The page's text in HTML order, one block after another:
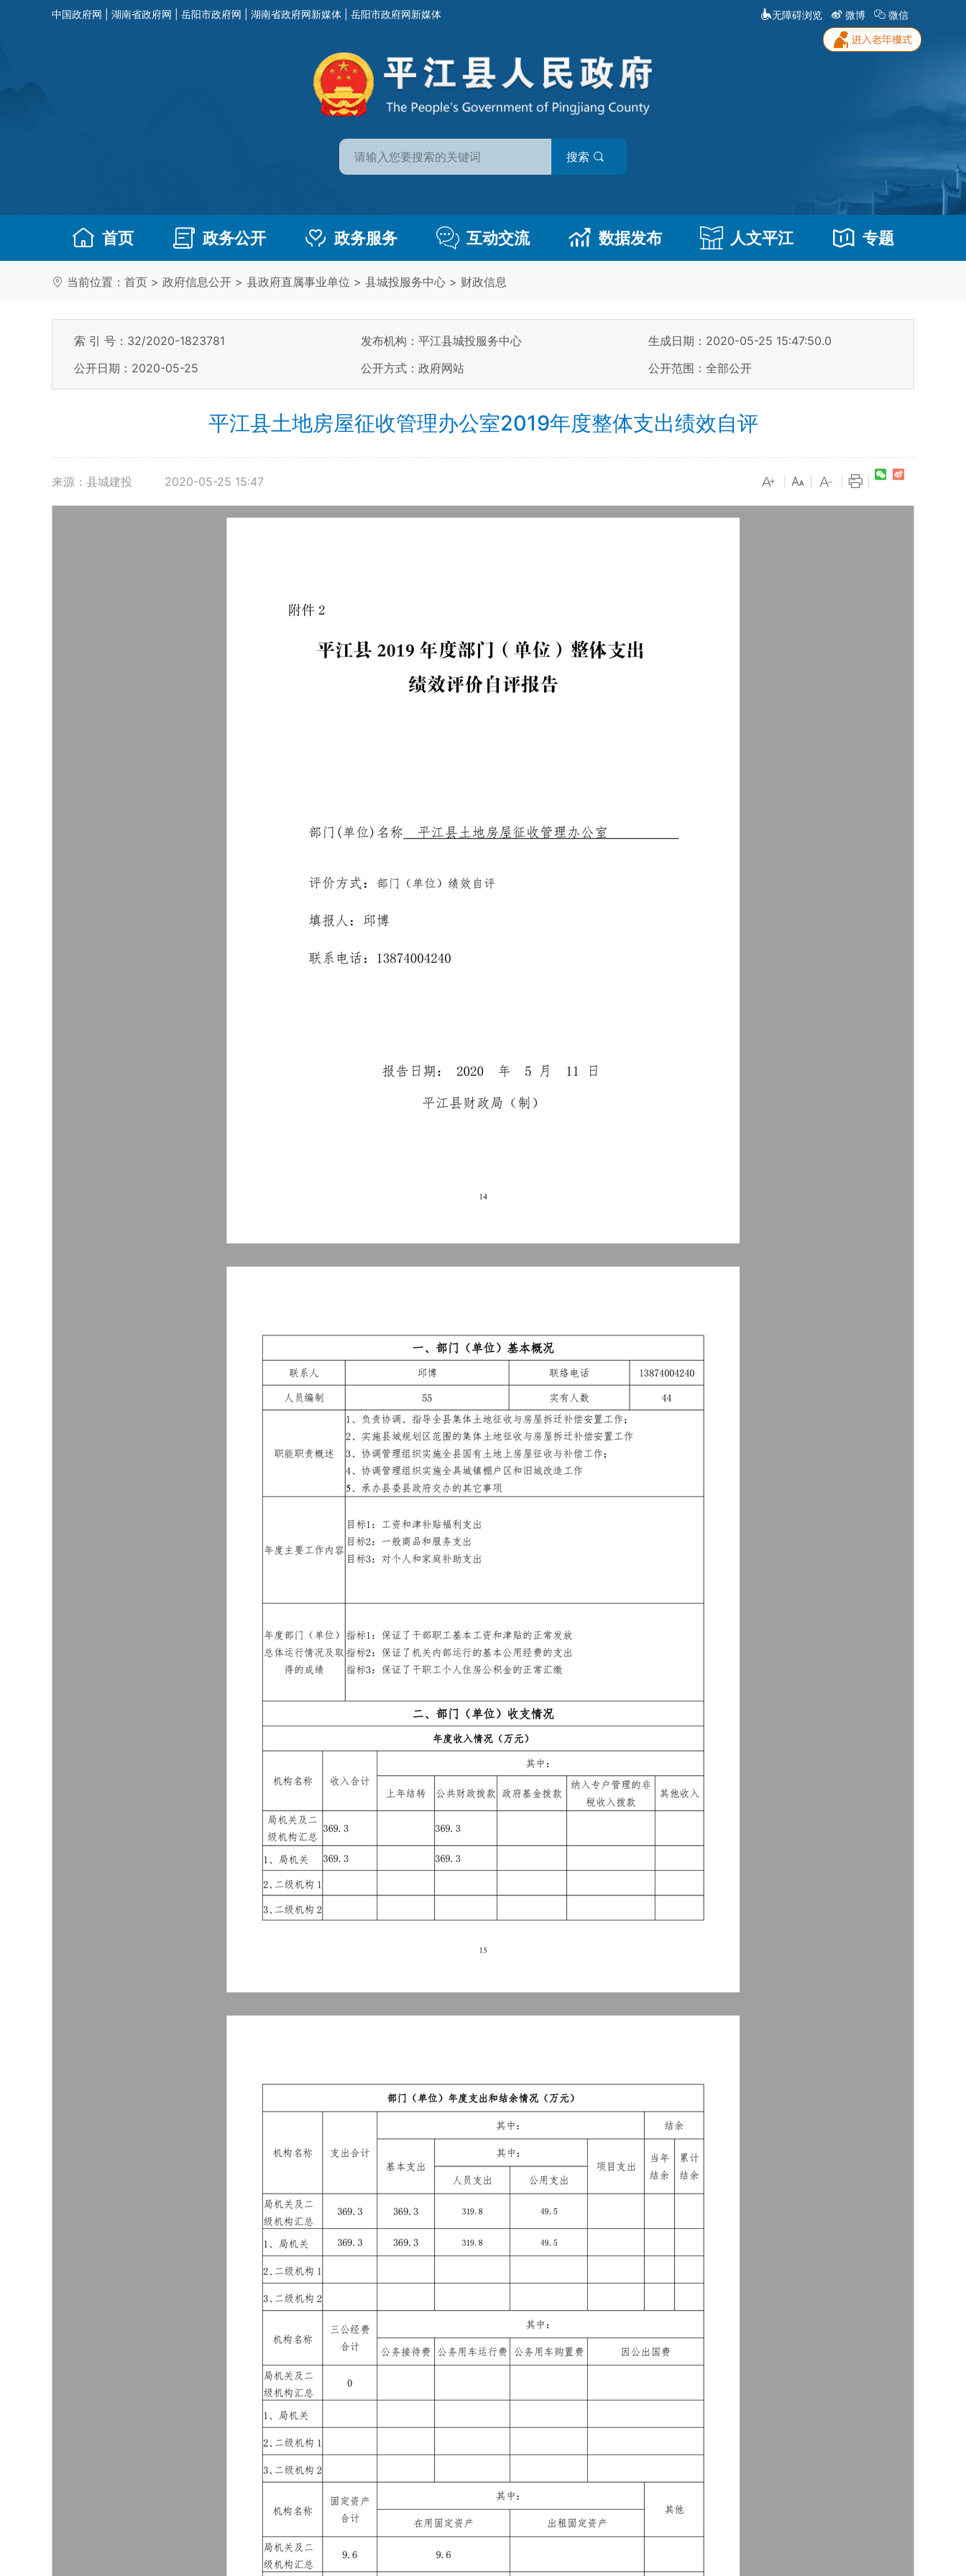
中国政府网 湖南省政府网 岳阳市政府网 湖南省政府网新媒体 岳阳市政府网新媒体 无障碍浏览 微博 微信
搜索
首页 政务公开 政务服务 互动交流 数据发布 人文平江 专题
当前位置： 首页 > 政府信息公开 > 县政府直属事业单位 > 县城投服务中心 > 财政信息
索 引 号：32/2020-1823781 发布机构：平江县城投服务中心
生成日期：2020-05-25 15:47:50.0
公开日期：2020-05-25
公开方式：政府网站 公开范围：全部公开
平江县土地房屋征收管理办公室2019年度整体支出绩效自评
来源：县城建投 2020-05-25 15:47